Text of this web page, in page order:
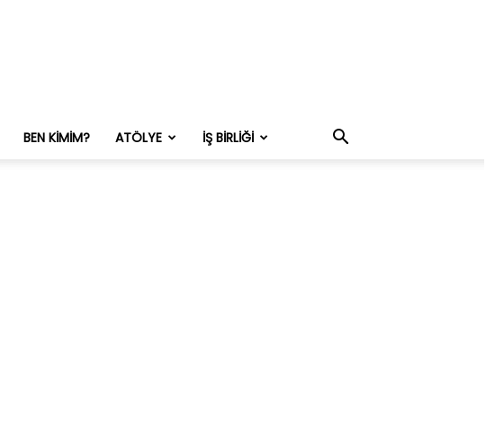
BEN KIMIM? ATÖLYE İŞ BIRLIĞI